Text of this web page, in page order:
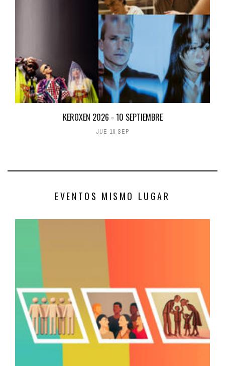
KEROXEN 2026 - 10 SEPTIEMBRE
JUE 10 SEP
EVENTOS MISMO LUGAR